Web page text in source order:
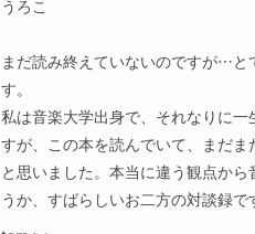
うろこ
まだ読み終えていないのですが…と
す。
私は音楽大学出身で、それなりに
すが、この本を読んでいて、まだ
と思いました。本当に違う観点か
うか、すばらしいお二方の対談録で